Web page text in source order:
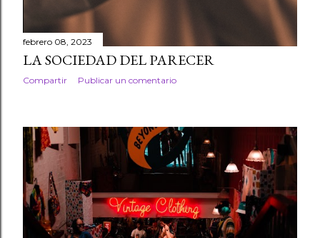
febrero 08, 2023
LA SOCIEDAD DEL PARECER
Compartir Publicar un comentario